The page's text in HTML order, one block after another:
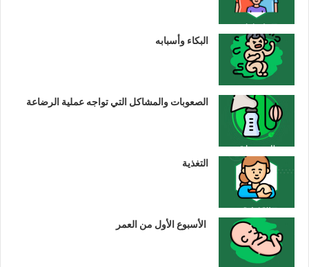
البكاء وأسبابه
الصعوبات والمشاكل التي تواجه عملية الرضاعة
التغذية
الأسبوع الأول من العمر